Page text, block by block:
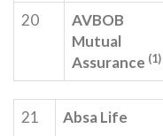
20
AVBOB
Mutual
Assurance (1)
21 Absa Life